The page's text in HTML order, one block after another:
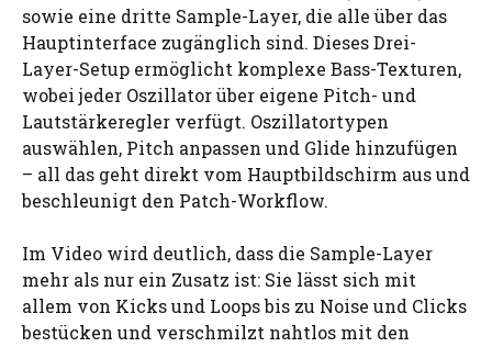
sowie eine dritte Sample-Layer, die alle über das
Hauptinterface zugänglich sind. Dieses Drei-
Layer-Setup ermöglicht komplexe Bass-Texturen,
wobei jeder Oszillator über eigene Pitch- und
Lautstärkeregler verfügt. Oszillatortypen
auswählen, Pitch anpassen und Glide hinzufügen
– all das geht direkt vom Hauptbildschirm aus und
beschleunigt den Patch-Workflow.
Im Video wird deutlich, dass die Sample-Layer
mehr als nur ein Zusatz ist: Sie lässt sich mit
allem von Kicks und Loops bis zu Noise und Clicks
bestücken und verschmilzt nahtlos mit den